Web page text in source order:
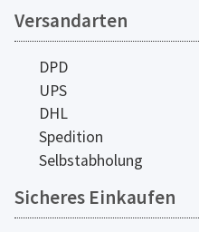
Versandarten
DPD
UPS
DHL
Spedition
Selbstabholung
Sicheres Einkaufen